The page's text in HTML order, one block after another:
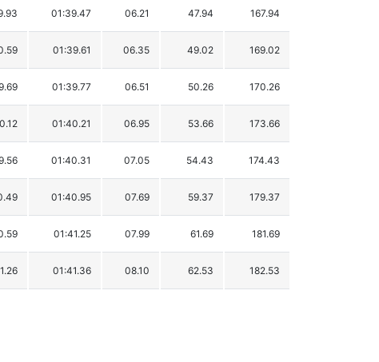
01:39.47 06.21 47.94 167.94
01:39.61 06.35 49.02 169.02
01:39.77 06.51 50.26 170.26
01:40.21 06.95 53.66 173.66
01:40.31 07.05 54.43 174.43
01:40.95 07.69 59.37 179.37
01:41.25 07.99 61.69 181.69
01:41.36 08.10 62.53 182.53